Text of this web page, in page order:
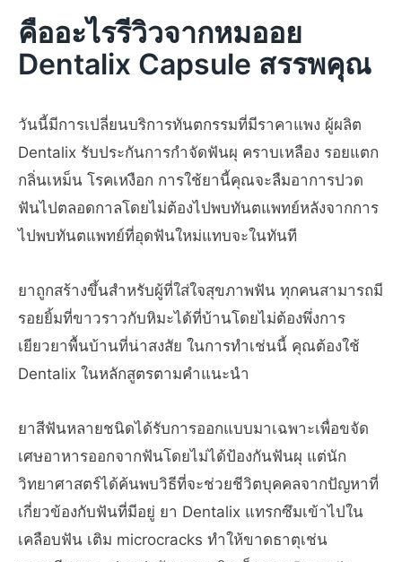
คืออะไรรีวิวจากหมออย
Dentalix Capsule สรรพคุณ
วันนี้มีการเปลี่ยนบริการทันตกรรมที่มีราคาแพง ผู้ผลิต
Dentalix รับประกันการกำจัดฟันผุ คราบเหลือง รอยแตก
กลิ่นเหม็น โรคเหงือก การใช้ยานี้คุณจะลืมอาการปวด
ฟันไปตลอดกาลโดยไม่ต้องไปพบทันตแพทย์หลังจากการ
ไปพบทันตแพทย์ที่อุดฟันใหม่แทบจะในทันที
ยาถูกสร้างขึ้นสำหรับผู้ที่ใส่ใจสุขภาพฟัน ทุกคนสามารถมี
รอยยิ้มที่ขาวราวกับหิมะได้ที่บ้านโดยไม่ต้องพึ่งการ
เยียวยาพื้นบ้านที่น่าสงสัย ในการทำเช่นนี้ คุณต้องใช้
Dentalix ในหลักสูตรตามคำแนะนำ
ยาสีฟันหลายชนิดได้รับการออกแบบมาเฉพาะเพื่อขจัด
เศษอาหารออกจากฟันโดยไม่ได้ป้องกันฟันผุ แต่นัก
วิทยาศาสตร์ได้ค้นพบวิธีที่จะช่วยชีวิตบุคคลจากปัญหาที่
เกี่ยวข้องกับฟันที่มีอยู่ ยา Dentalix แทรกซึมเข้าไปใน
เคลือบฟัน เติม microcracks ทำให้ขาดธาตุเช่น